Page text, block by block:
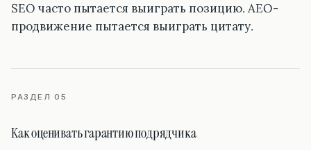
SEO часто пытается выиграть позицию. AEO-
продвижение пытается выиграть цитату.
РАЗДЕЛ 05
Как оценивать гарантию подрядчика